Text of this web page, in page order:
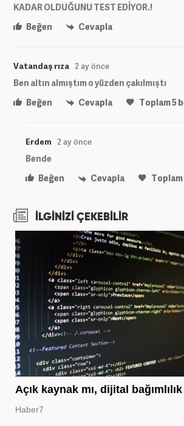
KADAR OLDUĞUNU TEST EDİYOR.!
Beğen
Cevapla
Vatandaş rıza 2 ay önce
Ben altın almıştım o yüzden çakılmıştı
Beğen
Cevapla Toplam5
Erdem 2 ay önce
Bende
Beğen
Cevapla Toplam
İLGİNİZİ ÇEKEBİLİR
Açık kaynak mı, dijital bağımlılık
Haber7